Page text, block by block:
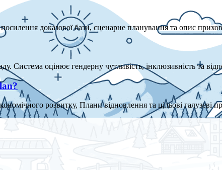
доказової бази, сценарне планування та опис
Система оцінює гендерну чутливість, інклюзивність та
розвитку, Плани відновлення та цільові галузеві